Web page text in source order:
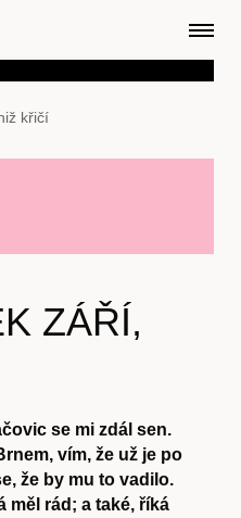
křičí
ZÁŘÍ,
se mi zdál sen.
vím, že už je po
že by mu to vadilo.
měl rád; a také, říká